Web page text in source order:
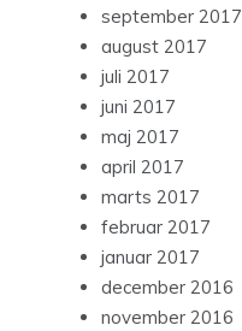
september 2017
august 2017
juli 2017
juni 2017
maj 2017
april 2017
marts 2017
februar 2017
januar 2017
december 2016
november 2016